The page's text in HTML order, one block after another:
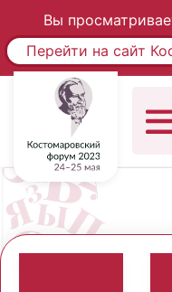
Вы
Перейти на сайт